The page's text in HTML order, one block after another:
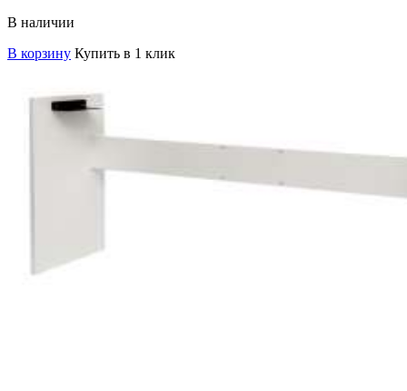
В наличии
В корзину Купить в 1 клик